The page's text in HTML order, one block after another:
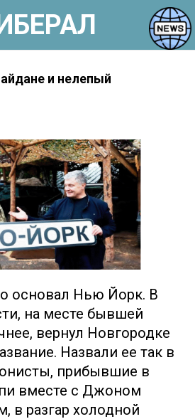
и нелепый
основал Нью Йорк. В
на месте бывшей
вернул Новгородке
Назвали ее так в
прибывшие в
вместе с Джоном
в разгар холодной